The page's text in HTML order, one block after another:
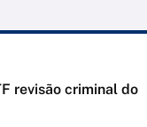
revisão criminal do